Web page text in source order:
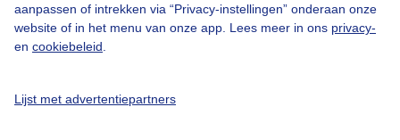
aanpassen of intrekken via “Privacy-instellingen” onderaan onze
website of in het menu van onze app. Lees meer in ons privacy-
en cookiebeleid
Lijst met advertentiepartners
Privacy beleid
Cookie beleid
Gratis weerdata